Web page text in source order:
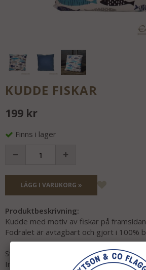
KUDDE FISKAR
199 kr
Finns i lager
LÄGG I VARUKORG »
Produktbeskrivning:
Kudde med motiv av fiskar på
Fodralet är avtagbart och gjort i 100%
Storlek 40 x 40cm.
Inkl. innerkudde.